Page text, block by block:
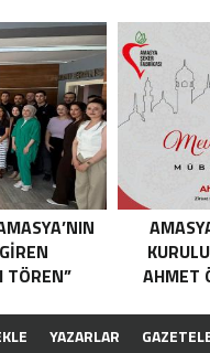
TÖREN”
AHMET
YAZARLAR